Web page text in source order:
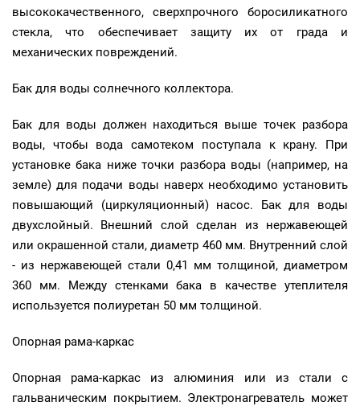
высококачественного, сверхпрочного боросиликатного
стекла, что обеспечивает защиту их от града и
механических повреждений.
Бак для воды солнечного коллектора.
Бак для воды должен находиться выше точек разбора
воды, чтобы вода самотеком поступала к крану. При
установке бака ниже точки разбора воды (например, на
земле) для подачи воды наверх необходимо установить
повышающий (циркуляционный) насос. Бак для воды
двухслойный. Внешний слой сделан из нержавеющей
или окрашенной стали, диаметр 460 мм. Внутренний слой
- из нержавеющей стали 0,41 мм толщиной, диаметром
360 мм. Между стенками бака в качестве утеплителя
используется полиуретан 50 мм толщиной.
Опорная рама-каркас
Опорная рама-каркас из алюминия или из стали с
гальваническим покрытием. Электронагреватель может